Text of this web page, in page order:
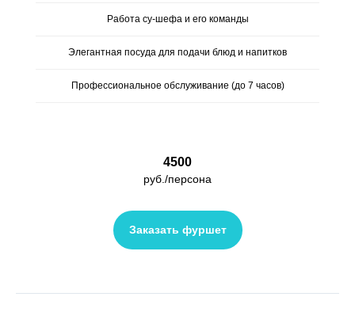
Работа су-шефа и его команды
Элегантная посуда для подачи блюд и напитков
Профессиональное обслуживание (до 7 часов)
4500
руб./персона
Заказать фуршет